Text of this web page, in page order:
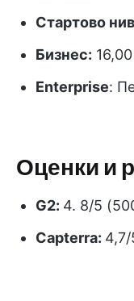
Стартово
Бизнес:
Enterprise:
Оценки и
G2: 4. 8/5
Capterra: 4,7/